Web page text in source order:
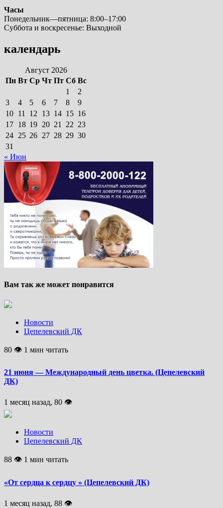
Часы
Понедельник—пятница: 8:00–17:00
Суббота и воскресенье: Выходной
календарь
Август 2026
Пн Вт Ср Чт Пт Сб Вс
1
2
3
4 5 6 7 8
9
10 11 12 13 14 15 16
17 18 19 20 21 22 23
24 25 26 27 28 29 30
31
« Июн
Вам так же может понравится
Новости
Цепелевский ДК
80 👁 1 мин читать
21 июня — Международный день цветка. (Цепелевский
ДК)
1 месяц назад, 80 👁
Новости
Цепелевский ДК
88 👁 1 мин читать
«От сердца к сердцу » (Цепелевский ДК)
1 месяц назад, 88 👁